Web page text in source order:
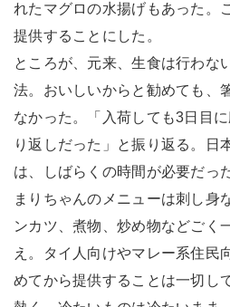
れたマグロの水揚げもあった。
提供することにした。
ところが、元来、生食は行わな
法。おいしいからと勧めても、
なかった。「入荷しても3日目
り返しだった」と振り返る。日
は、しばらくの時間が必要だっ
まりちゃんのメニューは刺し身
ンカツ、煮物、炒め物などごく
え。タイ人向けやマレー系住民
めてから提供することは一切し